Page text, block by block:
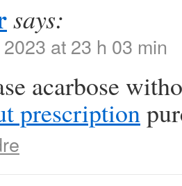
says:
at 23 h 03 min
acarbose
prescription